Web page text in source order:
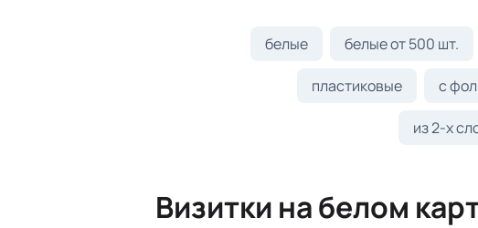
белые белые от 500 шт.
пластиковые с
из 2-х
Визитки на белом